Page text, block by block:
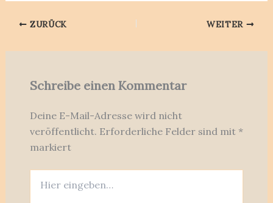
ZURÜCK WEITER
Schreibe einen Kommentar
Deine E-Mail-Adresse wird nicht
veröffentlicht. Erforderliche Felder sind mit *
markiert
eingeben…